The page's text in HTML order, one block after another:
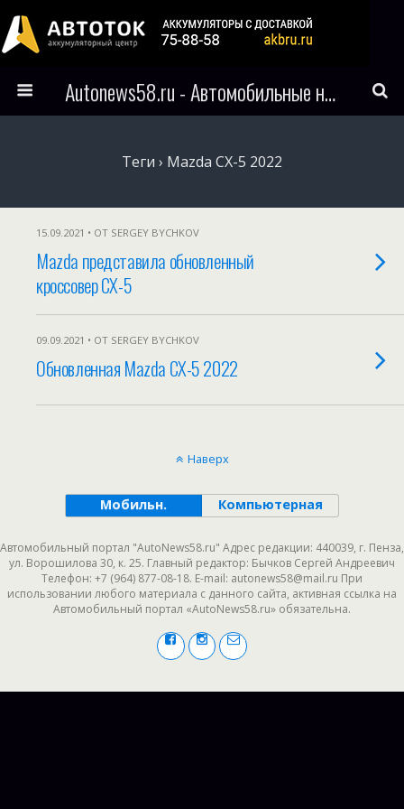
Autonews58.ru - Автомобильные новости Пензы и всего мира
Теги › Mazda CX-5 2022
15.09.2021 • ОТ SERGEY BYCHKOV
Mazda представила обновленный
кроссовер CX-5
09.09.2021 • ОТ SERGEY BYCHKOV
Обновленная Mazda CX-5 2022
Наверх
Мобильн. Компьютерная
Автомобильный портал "AutoNews58.ru" Адрес редакции: 440039, г. Пенза,
ул. Ворошилова 30, к. 25. Главный редактор: Бычков Сергей Андреевич
Телефон: +7 (964) 877-08-18. E-mail: autonews58@mail.ru При
использовании любого материала с данного сайта, активная ссылка на
Автомобильный портал «AutoNews58.ru» обязательна.